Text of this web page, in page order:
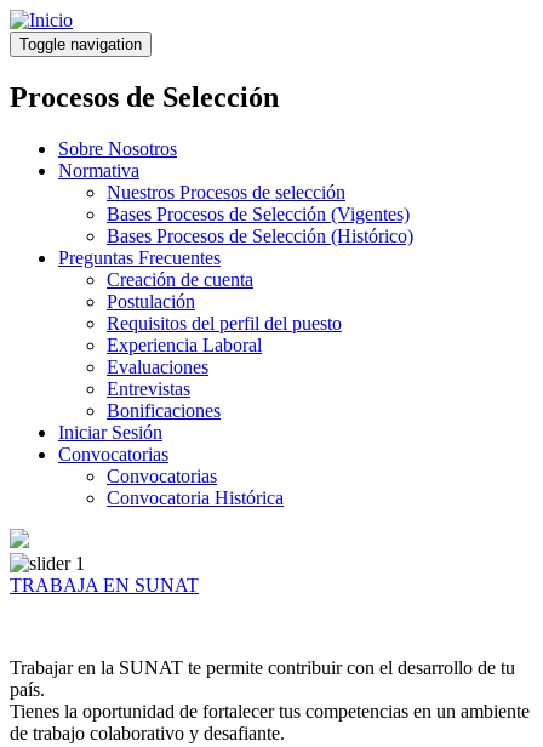
Pasar
al
contenido
principal
Toggle navigation
Procesos de Selección
Sobre Nosotros
Normativa
Nuestros Procesos de selección
Bases Procesos de Selección (Vigentes)
Bases Procesos de Selección (Histórico)
Preguntas Frecuentes
Creación de cuenta
Postulación
Requisitos del perfil del puesto
Experiencia Laboral
Evaluaciones
Entrevistas
Bonificaciones
Iniciar Sesión
Convocatorias
Convocatorias
Convocatoria Histórica
TRABAJA EN SUNAT
Trabajar en la SUNAT te permite contribuir con el desarrollo de tu
país.
Tienes la oportunidad de fortalecer tus competencias en un ambiente
de trabajo colaborativo y desafiante.